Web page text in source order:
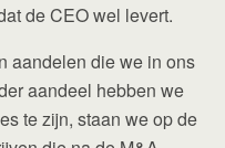
de CEO wel levert.
aandelen die we in ons
aandeel hebben we
te zijn, staan we op de